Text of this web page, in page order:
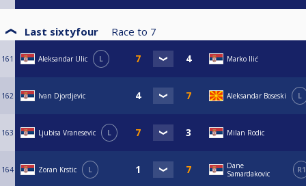
Last sixtyfour Race to 7
161 Aleksandar Ulic L Marko Ilić
162 Ivan Djordjevic Aleksandar Boseski L
163 Ljubisa Vranesevic L Milan Rodic
164 Zoran Krstic L
Dane
Samardakovic
R1